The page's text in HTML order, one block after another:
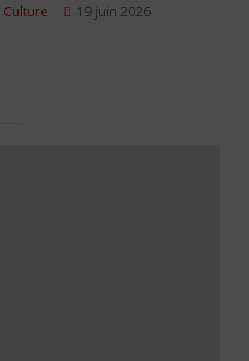
Culture 19 juin 2026